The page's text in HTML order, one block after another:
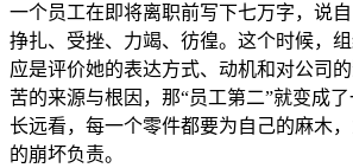
一个员工在即将离职前写下七万字，说自
挣扎、受挫、力竭、彷徨。这个时候，
应是评价她的表达方式、动机和对公司
苦的来源与根因，那“员工第二”就变成
长远看，每一个零件都要为自己的麻木
的崩坏负责。